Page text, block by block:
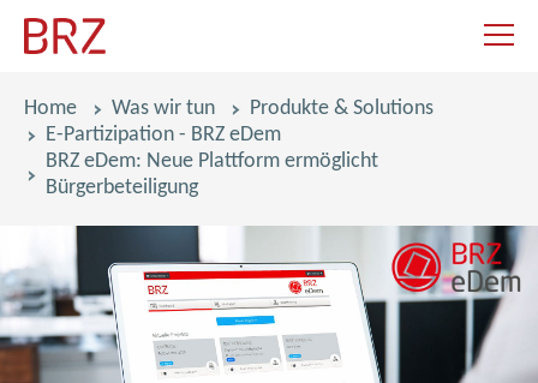
Pfadnavigation
Home Was wir tun
Produkte & Solutions
E-Partizipation - BRZ eDem
BRZ eDem: Neue Plattform ermöglicht
Bürgerbeteiligung